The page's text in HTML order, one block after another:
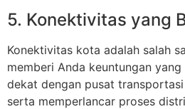
5. Konektivitas yang
Konektivitas kota adalah salah
memberi Anda keuntungan
dekat dengan pusat
serta memperlancar proses